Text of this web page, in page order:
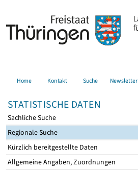
Home Kontakt Suche Newsletter
STATISTISCHE DATEN
Sachliche Suche
Regionale Suche
Kürzlich bereitgestellte Daten
Allgemeine Angaben, Zuordnungen